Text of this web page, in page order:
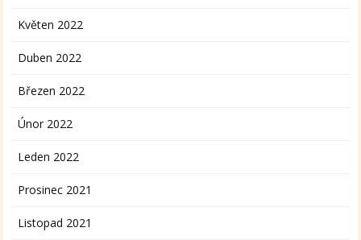
Květen 2022
Duben 2022
Březen 2022
Únor 2022
Leden 2022
Prosinec 2021
Listopad 2021